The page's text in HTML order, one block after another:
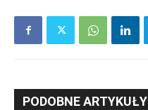
PODOBNE ARTYKUŁY